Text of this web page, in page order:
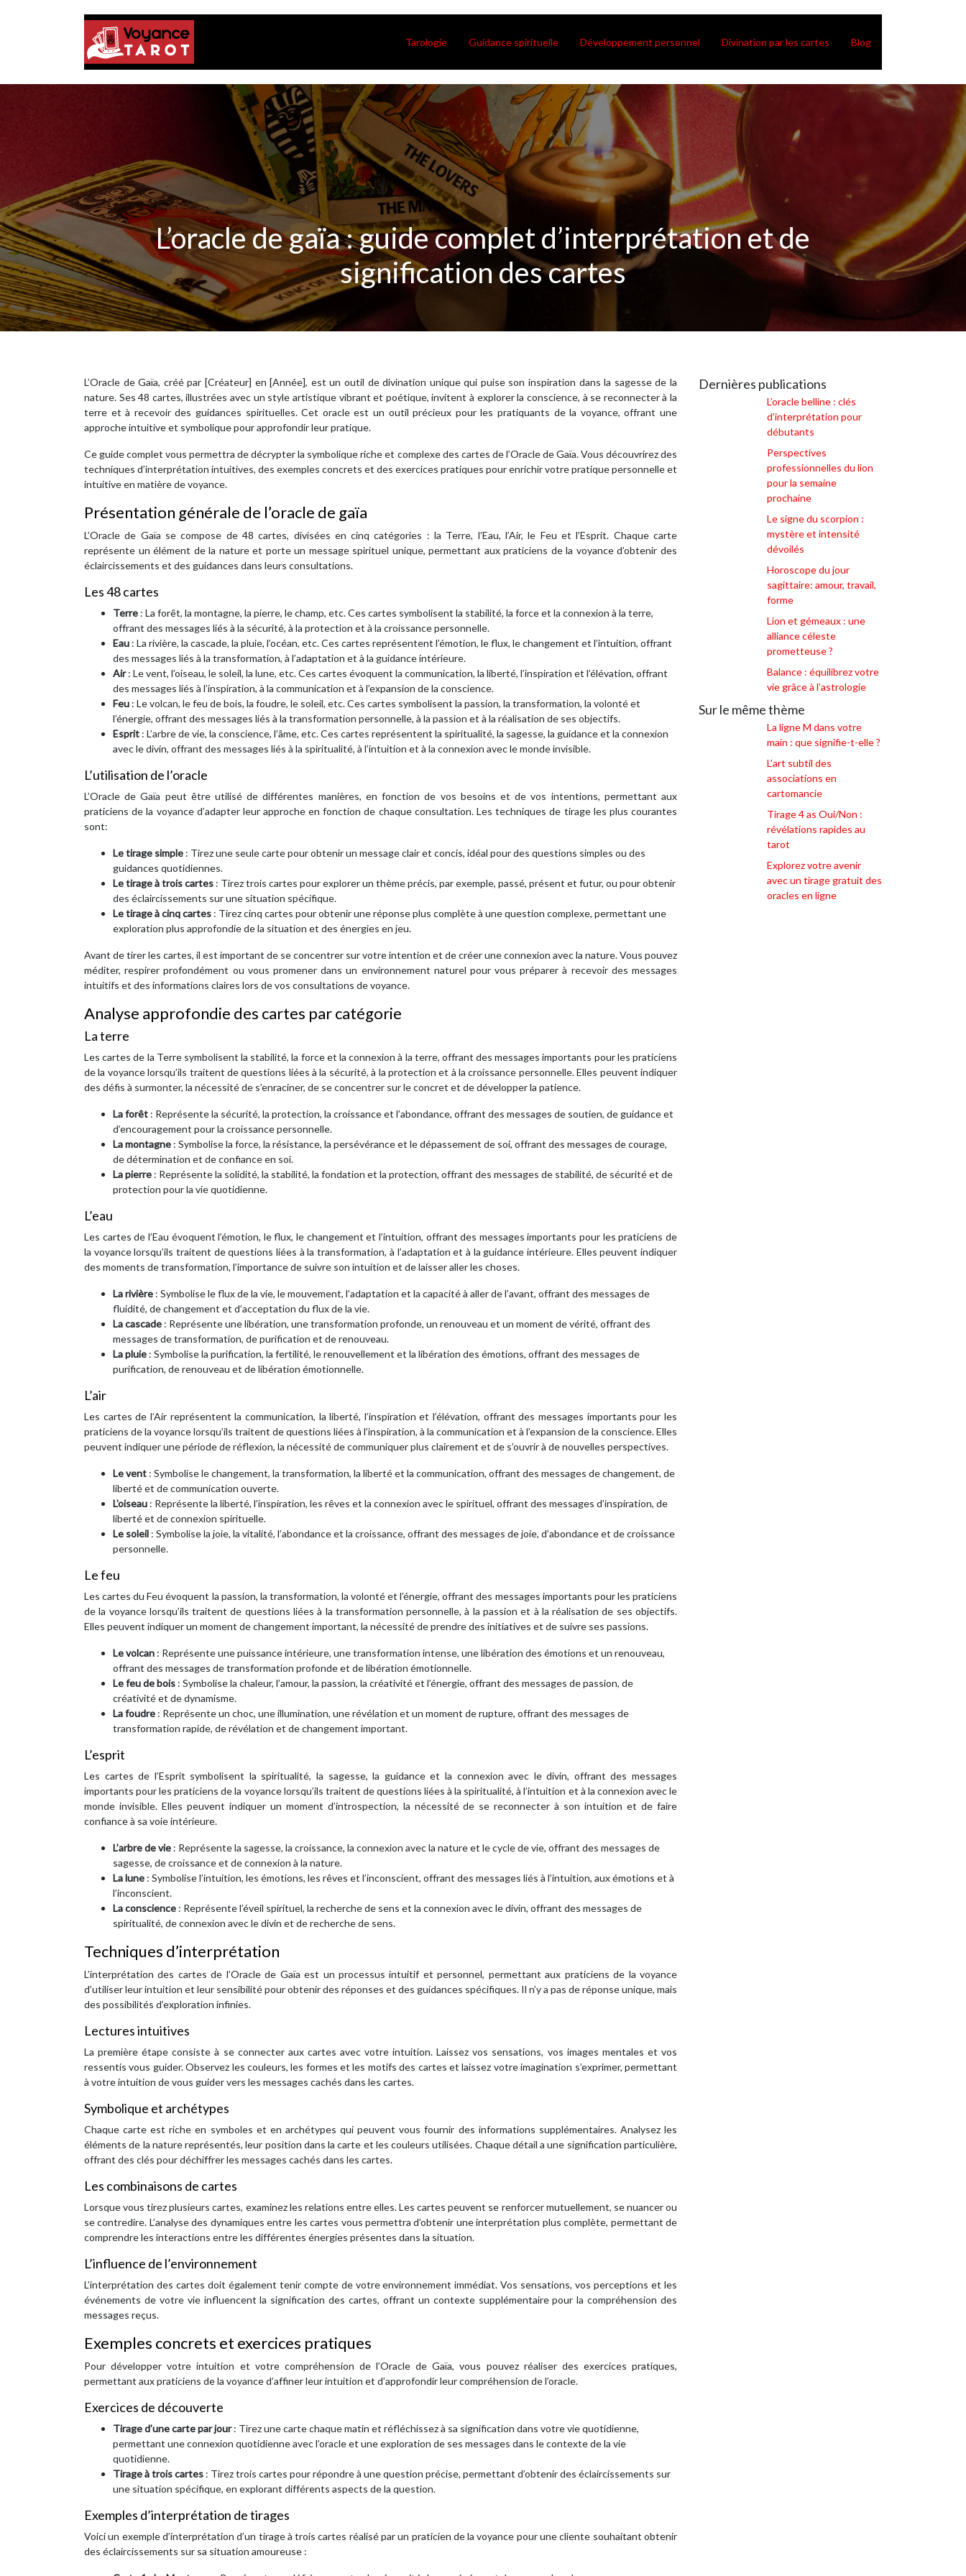
Tarologie Guidance spirituelle Développement personnel Divination par les cartes Blog
L’oracle de gaïa : guide complet d’interprétation et de
signification des cartes
L’Oracle de Gaïa, créé par [Créateur] en [Année], est un outil de divination unique qui puise son inspiration dans la sagesse de la
nature. Ses 48 cartes, illustrées avec un style artistique vibrant et poétique, invitent à explorer la conscience, à se reconnecter à la
terre et à recevoir des guidances spirituelles. Cet oracle est un outil précieux pour les pratiquants de la voyance, offrant une
approche intuitive et symbolique pour approfondir leur pratique.
Ce guide complet vous permettra de décrypter la symbolique riche et complexe des cartes de l’Oracle de Gaïa. Vous découvrirez des
techniques d’interprétation intuitives, des exemples concrets et des exercices pratiques pour enrichir votre pratique personnelle et
intuitive en matière de voyance.
Présentation générale de l’oracle de gaïa
L’Oracle de Gaïa se compose de 48 cartes, divisées en cinq catégories : la Terre, l’Eau, l’Air, le Feu et l’Esprit. Chaque carte
représente un élément de la nature et porte un message spirituel unique, permettant aux praticiens de la voyance d’obtenir des
éclaircissements et des guidances dans leurs consultations.
Les 48 cartes
Terre : La forêt, la montagne, la pierre, le champ, etc. Ces cartes symbolisent la stabilité, la force et la connexion à la terre,
offrant des messages liés à la sécurité, à la protection et à la croissance personnelle.
Eau : La rivière, la cascade, la pluie, l’océan, etc. Ces cartes représentent l’émotion, le flux, le changement et l’intuition, offrant
des messages liés à la transformation, à l’adaptation et à la guidance intérieure.
Air: Le vent, l’oiseau, le soleil, la lune, etc. Ces cartes évoquent la communication, la liberté, l’inspiration et l’élévation, offrant
des messages liés à l’inspiration, à la communication et à l’expansion de la conscience.
Feu : Le volcan, le feu de bois, la foudre, le soleil, etc. Ces cartes symbolisent la passion, la transformation, la volonté et
l’énergie, offrant des messages liés à la transformation personnelle, à la passion et à la réalisation de ses objectifs.
Esprit : L’arbre de vie, la conscience, l’âme, etc. Ces cartes représentent la spiritualité, la sagesse, la guidance et la connexion
avec le divin, offrant des messages liés à la spiritualité, à l’intuition et à la connexion avec le monde invisible.
L’utilisation de l’oracle
L’Oracle de Gaïa peut être utilisé de différentes manières, en fonction de vos besoins et de vos intentions, permettant aux
praticiens de la voyance d’adapter leur approche en fonction de chaque consultation. Les techniques de tirage les plus courantes
sont:
Le tirage simple : Tirez une seule carte pour obtenir un message clair et concis, idéal pour des questions simples ou des
guidances quotidiennes.
Le tirage à trois cartes : Tirez trois cartes pour explorer un thème précis, par exemple, passé, présent et futur, ou pour obtenir
des éclaircissements sur une situation spécifique.
Le tirage à cinq cartes : Tirez cinq cartes pour obtenir une réponse plus complète à une question complexe, permettant une
exploration plus approfondie de la situation et des énergies en jeu.
Avant de tirer les cartes, il est important de se concentrer sur votre intention et de créer une connexion avec la nature. Vous pouvez
méditer, respirer profondément ou vous promener dans un environnement naturel pour vous préparer à recevoir des messages
intuitifs et des informations claires lors de vos consultations de voyance.
Analyse approfondie des cartes par catégorie
La terre
Les cartes de la Terre symbolisent la stabilité, la force et la connexion à la terre, offrant des messages importants pour les praticiens
de la voyance lorsqu’ils traitent de questions liées à la sécurité, à la protection et à la croissance personnelle. Elles peuvent indiquer
des défis à surmonter, la nécessité de s’enraciner, de se concentrer sur le concret et de développer la patience.
La forêt : Représente la sécurité, la protection, la croissance et l’abondance, offrant des messages de soutien, de guidance et
d’encouragement pour la croissance personnelle.
La montagne : Symbolise la force, la résistance, la persévérance et le dépassement de soi, offrant des messages de courage,
de détermination et de confiance en soi.
La pierre : Représente la solidité, la stabilité, la fondation et la protection, offrant des messages de stabilité, de sécurité et de
protection pour la vie quotidienne.
L’eau
Les cartes de l’Eau évoquent l’émotion, le flux, le changement et l’intuition, offrant des messages importants pour les praticiens de
la voyance lorsqu’ils traitent de questions liées à la transformation, à l’adaptation et à la guidance intérieure. Elles peuvent indiquer
des moments de transformation, l’importance de suivre son intuition et de laisser aller les choses.
La rivière : Symbolise le flux de la vie, le mouvement, l’adaptation et la capacité à aller de l’avant, offrant des messages de
fluidité, de changement et d’acceptation du flux de la vie.
La cascade : Représente une libération, une transformation profonde, un renouveau et un moment de vérité, offrant des
messages de transformation, de purification et de renouveau.
La pluie : Symbolise la purification, la fertilité, le renouvellement et la libération des émotions, offrant des messages de
purification, de renouveau et de libération émotionnelle.
L’air
Les cartes de l’Air représentent la communication, la liberté, l’inspiration et l’élévation, offrant des messages importants pour les
praticiens de la voyance lorsqu’ils traitent de questions liées à l’inspiration, à la communication et à l’expansion de la conscience. Elles
peuvent indiquer une période de réflexion, la nécessité de communiquer plus clairement et de s’ouvrir à de nouvelles perspectives.
Le vent : Symbolise le changement, la transformation, la liberté et la communication, offrant des messages de changement, de
liberté et de communication ouverte.
L’oiseau : Représente la liberté, l’inspiration, les rêves et la connexion avec le spirituel, offrant des messages d’inspiration, de
liberté et de connexion spirituelle.
Le soleil : Symbolise la joie, la vitalité, l’abondance et la croissance, offrant des messages de joie, d’abondance et de croissance
personnelle.
Le feu
Les cartes du Feu évoquent la passion, la transformation, la volonté et l’énergie, offrant des messages importants pour les praticiens
de la voyance lorsqu’ils traitent de questions liées à la transformation personnelle, à la passion et à la réalisation de ses objectifs.
Elles peuvent indiquer un moment de changement important, la nécessité de prendre des initiatives et de suivre ses passions.
Le volcan : Représente une puissance intérieure, une transformation intense, une libération des émotions et un renouveau,
offrant des messages de transformation profonde et de libération émotionnelle.
Le feu de bois : Symbolise la chaleur, l’amour, la passion, la créativité et l’énergie, offrant des messages de passion, de
créativité et de dynamisme.
La foudre : Représente un choc, une illumination, une révélation et un moment de rupture, offrant des messages de
transformation rapide, de révélation et de changement important.
L’esprit
Les cartes de l’Esprit symbolisent la spiritualité, la sagesse, la guidance et la connexion avec le divin, offrant des messages
importants pour les praticiens de la voyance lorsqu’ils traitent de questions liées à la spiritualité, à l’intuition et à la connexion avec le
monde invisible. Elles peuvent indiquer un moment d’introspection, la nécessité de se reconnecter à son intuition et de faire
confiance à sa voie intérieure.
L’arbre de vie : Représente la sagesse, la croissance, la connexion avec la nature et le cycle de vie, offrant des messages de
sagesse, de croissance et de connexion à la nature.
La lune : Symbolise l’intuition, les émotions, les rêves et l’inconscient, offrant des messages liés à l’intuition, aux émotions et à
l’inconscient.
La conscience : Représente l’éveil spirituel, la recherche de sens et la connexion avec le divin, offrant des messages de
spiritualité, de connexion avec le divin et de recherche de sens.
Techniques d’interprétation
L’interprétation des cartes de l’Oracle de Gaïa est un processus intuitif et personnel, permettant aux praticiens de la voyance
d’utiliser leur intuition et leur sensibilité pour obtenir des réponses et des guidances spécifiques. Il n’y a pas de réponse unique, mais
des possibilités d’exploration infinies.
Lectures intuitives
La première étape consiste à se connecter aux cartes avec votre intuition. Laissez vos sensations, vos images mentales et vos
ressentis vous guider. Observez les couleurs, les formes et les motifs des cartes et laissez votre imagination s’exprimer, permettant
à votre intuition de vous guider vers les messages cachés dans les cartes.
Symbolique et archétypes
Chaque carte est riche en symboles et en archétypes qui peuvent vous fournir des informations supplémentaires. Analysez les
éléments de la nature représentés, leur position dans la carte et les couleurs utilisées. Chaque détail a une signification particulière,
offrant des clés pour déchiffrer les messages cachés dans les cartes.
Les combinaisons de cartes
Lorsque vous tirez plusieurs cartes, examinez les relations entre elles. Les cartes peuvent se renforcer mutuellement, se nuancer ou
se contredire. L’analyse des dynamiques entre les cartes vous permettra d’obtenir une interprétation plus complète, permettant de
comprendre les interactions entre les différentes énergies présentes dans la situation.
L’influence de l’environnement
L’interprétation des cartes doit également tenir compte de votre environnement immédiat. Vos sensations, vos perceptions et les
événements de votre vie influencent la signification des cartes, offrant un contexte supplémentaire pour la compréhension des
messages reçus.
Exemples concrets et exercices pratiques
Pour développer votre intuition et votre compréhension de l’Oracle de Gaïa, vous pouvez réaliser des exercices pratiques,
permettant aux praticiens de la voyance d’affiner leur intuition et d’approfondir leur compréhension de l’oracle.
Exercices de découverte
Tirage d’une carte par jour: Tirez une carte chaque matin et réfléchissez à sa signification dans votre vie quotidienne,
permettant une connexion quotidienne avec l’oracle et une exploration de ses messages dans le contexte de la vie
quotidienne.
Tirage à trois cartes : Tirez trois cartes pour répondre à une question précise, permettant d’obtenir des éclaircissements sur
une situation spécifique, en explorant différents aspects de la question.
Exemples d’interprétation de tirages
Voici un exemple d’interprétation d’un tirage à trois cartes réalisé par un praticien de la voyance pour une cliente souhaitant obtenir
des éclaircissements sur sa situation amoureuse :
Dernières publications
L’oracle belline : clés
d’interprétation pour
débutants
Perspectives
professionnelles du lion
pour la semaine
prochaine
Le signe du scorpion :
mystère et intensité
dévoilés
Horoscope du jour
sagittaire: amour, travail,
forme
Lion et gémeaux : une
alliance céleste
prometteuse ?
Balance : équilibrez votre
vie grâce à l’astrologie
Sur le même thème
La ligne M dans votre
main : que signifie-t-elle ?
L’art subtil des
associations en
cartomancie
Tirage 4 as Oui/Non :
révélations rapides au
tarot
Explorez votre avenir
avec un tirage gratuit des
oracles en ligne